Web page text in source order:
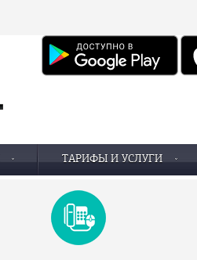
ТАРИФЫ И УСЛУГИ